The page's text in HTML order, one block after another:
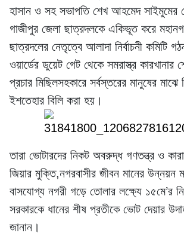
হাসান ও সহ সভাপতি শেখ আহমেদ সাইমুমের
গাজীপুর জেলা ছাত্রদলকে একিভূত করে
ছাত্রদলের নেতৃত্বে আলাদা নির্বাচনী কমিটি
ওয়ার্ডের ডুয়েট গেট থেকে সমরাস্ত্র কারখানার
প্রচার মিছিলসহকারে সর্বস্তরের মানুষের মাঝে
ইশতেহার বিলি করা হয়।
তারা ভোটারদের নিকট অবরুদ্ধ গণতন্ত্র ও
জিয়ার মুক্তি,নগরবাসীর জীবন মানের উন্নয়ন
বাসযোগ্য নগরী গড়ে তোলার লক্ষ্যে ১৫মে’র
সরকারকে ধানের শীষ প্রতীকে ভোট দেয়ার
জানান।